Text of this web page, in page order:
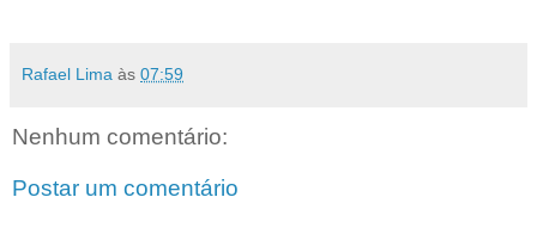
Rafael Lima às 07:59
Nenhum comentário:
Postar um comentário